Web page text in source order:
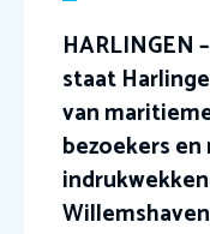
HARLINGEN
staat
van
bezoekers